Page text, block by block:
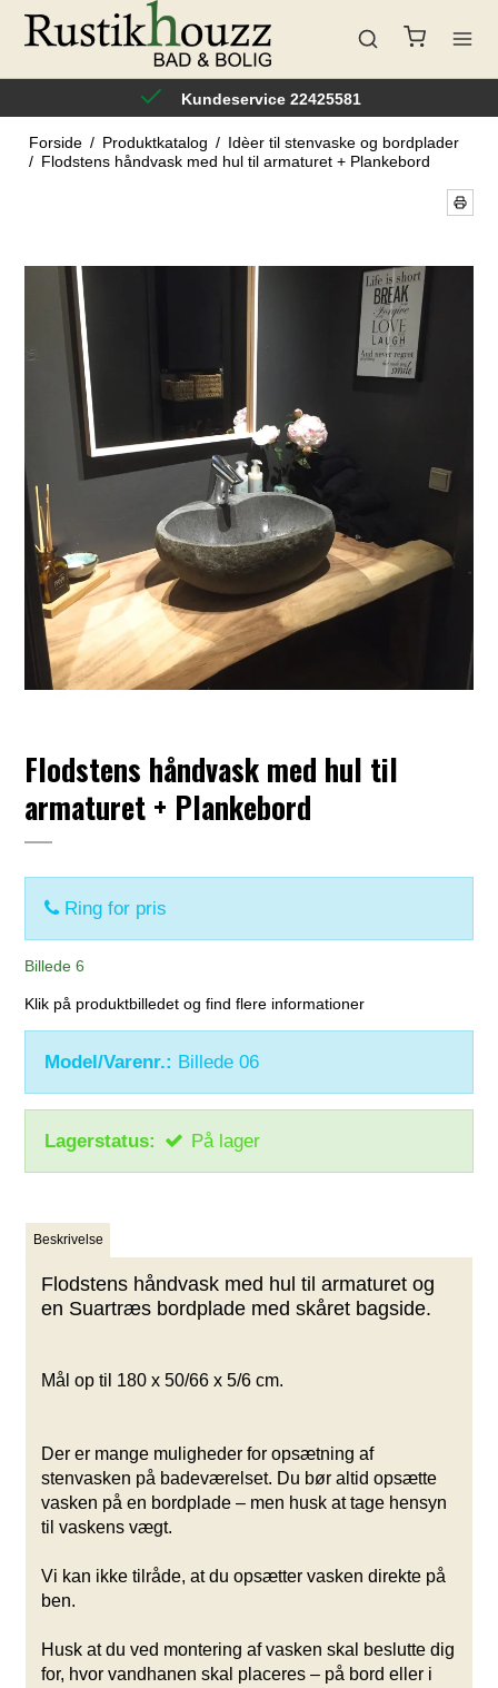
Kundeservice 22425581
Forside / Produktkatalog / Idèer til stenvaske og bordplader
/ Flodstens håndvask med hul til armaturet + Plankebord
Flodstens håndvask med hul til
armaturet + Plankebord
Ring for pris
Billede 6
Klik på produktbilledet og find flere informationer
Model/Varenr.: Billede 06
Lagerstatus: På lager
Beskrivelse
Flodstens håndvask med hul tilarmaturet og
en Suartræs bordplade med skåret bagside.
Mål op til 180 x 50/66 x 5/6 cm.
Der er mange muligheder for opsætning af
stenvasken på badeværelset. Du bør altid opsætte
vasken på en bordplade – men husk at tage hensyn
til vaskens vægt.
Vi kan ikke tilråde, at du opsætter vasken direkte på
ben.
Husk at du ved montering af vasken skal beslutte dig
for, hvor vandhanen skal placeres – på bord eller i